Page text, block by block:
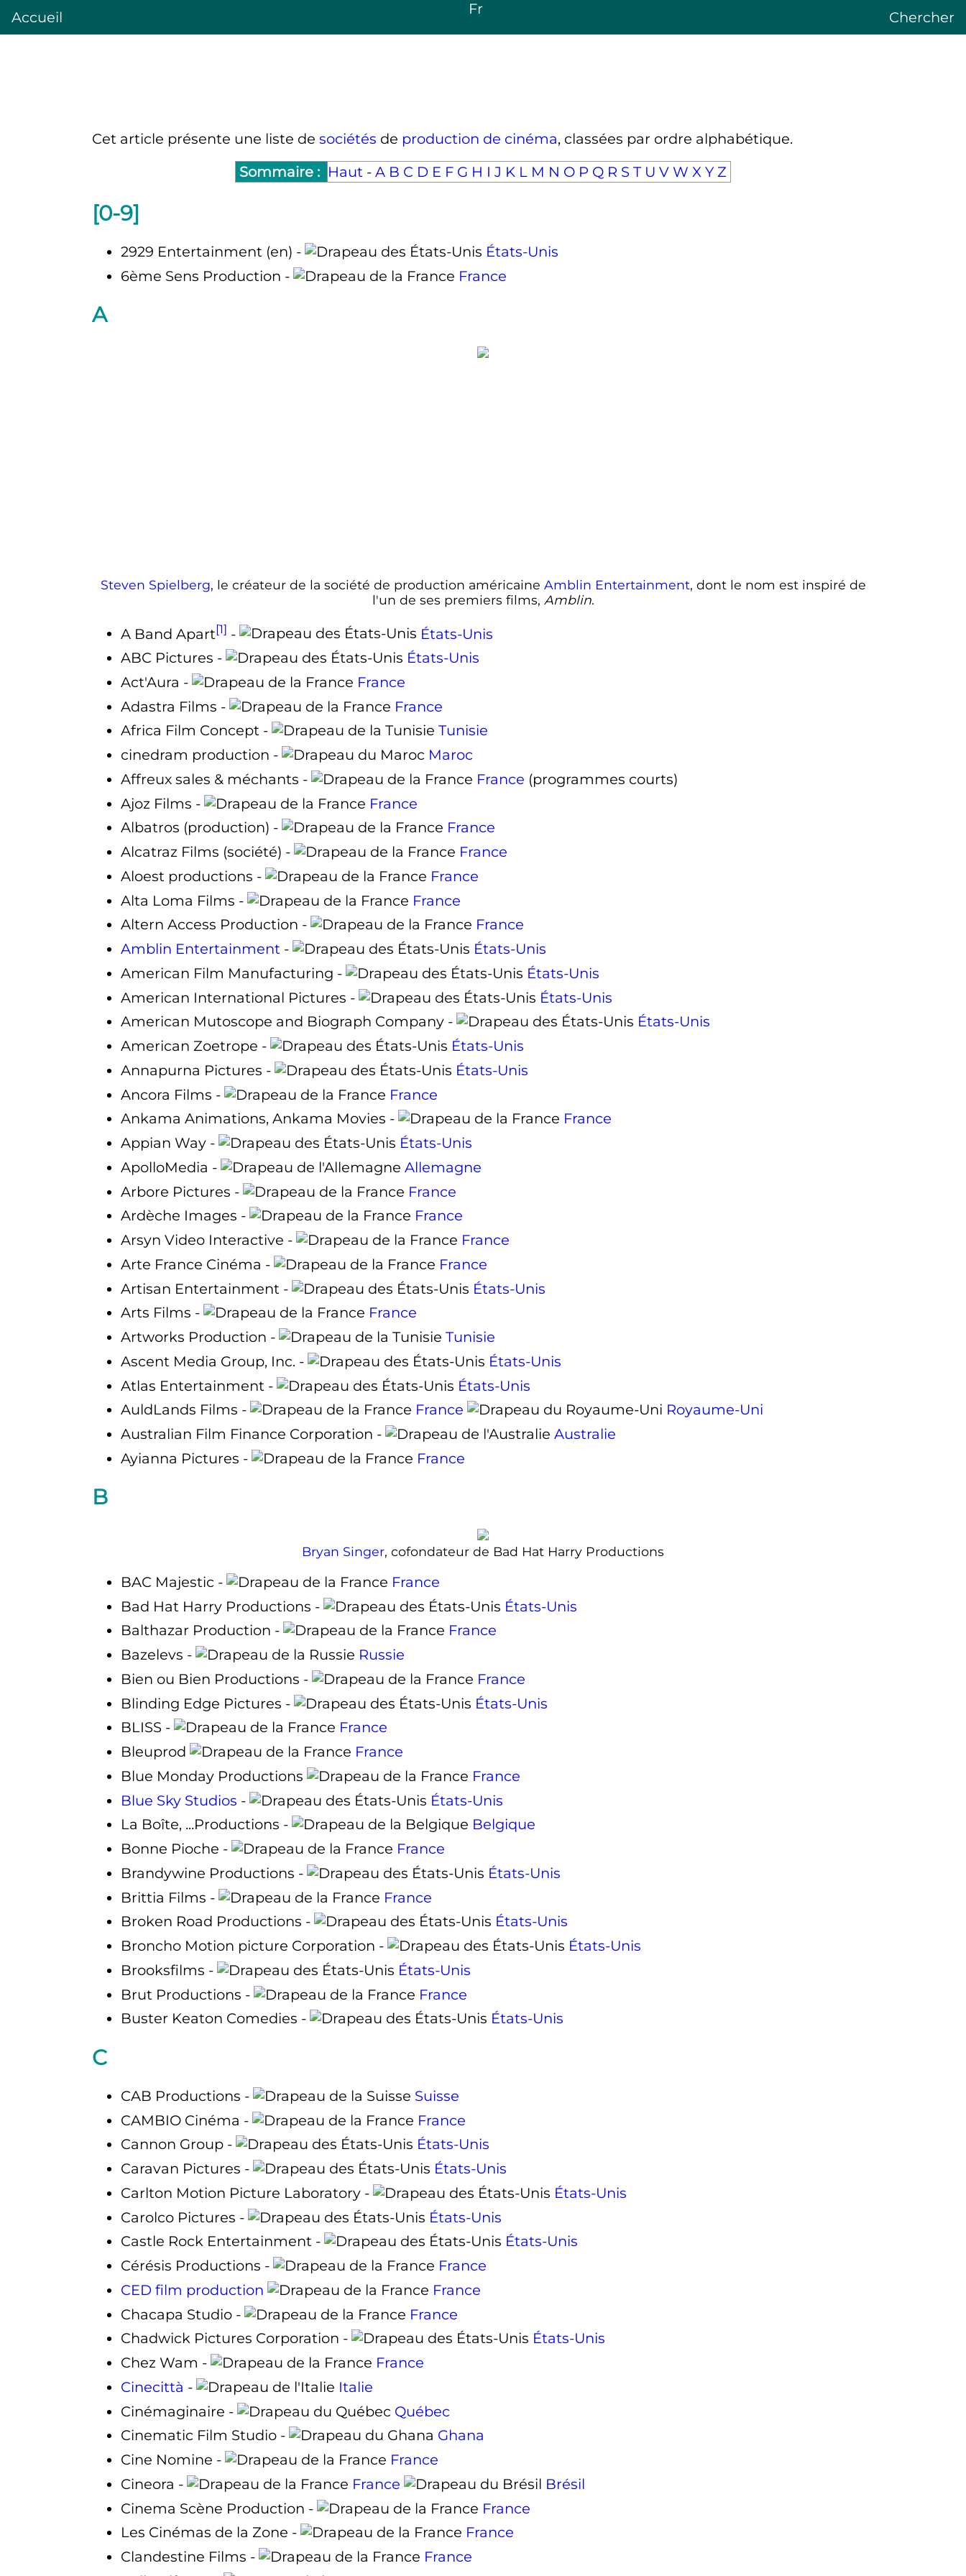
Accueil Fr Chercher
Cet article présente une liste de sociétés de production de cinéma, classées par ordre alphabétique.
Sommaire : Haut - A B C D E F G H I J K L M N O P Q R S T U V W X Y Z
[0-9]
2929 Entertainment (en) -
États-Unis
6ème Sens Production -
France
A
Steven Spielberg, le créateur de la société de production américaine Amblin Entertainment, dont le nom est inspiré de
l'un de ses premiers films, Amblin.
A Band Apart[1] -
États-Unis
ABC Pictures -
États-Unis
Act'Aura -
France
Adastra Films -
France
Africa Film Concept -
Tunisie
cinedram production -
Maroc
Affreux sales & méchants -
France (programmes courts)
Ajoz Films -
France
Albatros (production) -
France
Alcatraz Films (société) -
France
Aloest productions -
France
Alta Loma Films -
France
Altern Access Production -
France
Amblin Entertainment-
États-Unis
American Film Manufacturing -
États-Unis
American International Pictures -
États-Unis
American Mutoscope and Biograph Company -
États-Unis
American Zoetrope -
États-Unis
Annapurna Pictures -
États-Unis
Ancora Films -
France
Ankama Animations, Ankama Movies -
France
Appian Way -
États-Unis
ApolloMedia -
Allemagne
Arbore Pictures -
France
Ardèche Images -
France
Arsyn Video Interactive -
France
Arte France Cinéma -
France
Artisan Entertainment -
États-Unis
Arts Films -
France
Artworks Production -
Tunisie
Ascent Media Group, Inc. -
États-Unis
Atlas Entertainment -
États-Unis
AuldLands Films -
France
Royaume-Uni
Australian Film Finance Corporation -
Australie
Ayianna Pictures -
France
B
Bryan Singer, cofondateur de Bad Hat Harry Productions
BAC Majestic -
France
Bad Hat Harry Productions -
États-Unis
Balthazar Production -
France
Bazelevs -
Russie
Bien ou Bien Productions -
France
Blinding Edge Pictures -
États-Unis
BLISS -
France
Bleuprod
France
Blue Monday Productions
France
Blue Sky Studios -
États-Unis
La Boîte, ...Productions -
Belgique
Bonne Pioche -
France
Brandywine Productions -
États-Unis
Brittia Films -
France
Broken Road Productions -
États-Unis
Broncho Motion picture Corporation -
États-Unis
Brooksfilms -
États-Unis
Brut Productions -
France
Buster Keaton Comedies -
États-Unis
C
CAB Productions -
Suisse
CAMBIO Cinéma -
France
Cannon Group -
États-Unis
Caravan Pictures -
États-Unis
Carlton Motion Picture Laboratory -
États-Unis
Carolco Pictures -
États-Unis
Castle Rock Entertainment -
États-Unis
Cérésis Productions -
France
CED film production
France
Chacapa Studio -
France
Chadwick Pictures Corporation -
États-Unis
Chez Wam -
France
Cinecittà -
Italie
Cinémaginaire -
Québec
Cinematic Film Studio -
Ghana
Cine Nomine -
France
Cineora -
France
Brésil
Cinema Scène Production -
France
Les Cinémas de la Zone -
France
Clandestine Films -
France